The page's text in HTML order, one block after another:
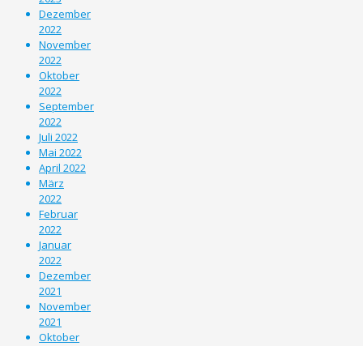
Dezember
2022
November
2022
Oktober
2022
September
2022
Juli 2022
Mai 2022
April 2022
März
2022
Februar
2022
Januar
2022
Dezember
2021
November
2021
Oktober